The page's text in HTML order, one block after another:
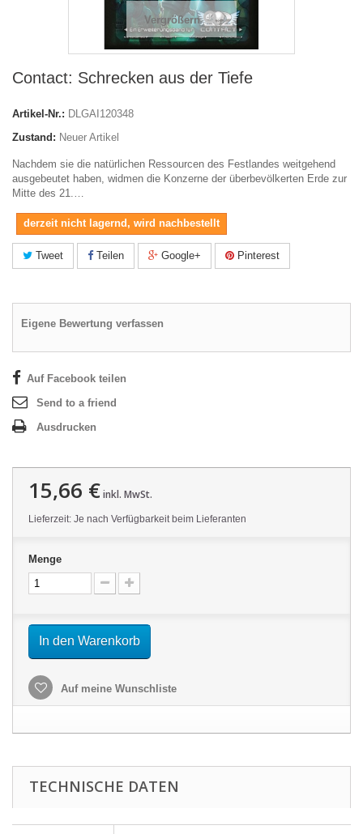
Vergrößern
Contact: Schrecken aus der Tiefe
Artikel-Nr.: DLGAI120348
Zustand: Neuer Artikel
Nachdem sie die natürlichen Ressourcen des Festlandes weitgehend
ausgebeutet haben, widmen die Konzerne der überbevölkerten Erde zur
Mitte des 21.…
derzeit nicht lagernd, wird nachbestellt
Tweet Teilen Google+ Pinterest
Eigene Bewertung verfassen
Auf Facebook teilen
Send to a friend
Ausdrucken
15,66 €inkl. MwSt.
Lieferzeit: Je nach Verfügbarkeit beim Lieferanten
Menge
In den Warenkorb
Auf meine Wunschliste
TECHNISCHE DATEN